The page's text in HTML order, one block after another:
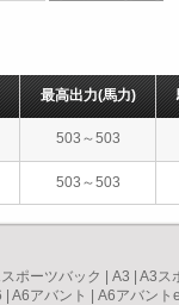
最高出力(馬力)
503～503
503～503
ポーツバック A3
A3ス
A6アバント
A6アバント